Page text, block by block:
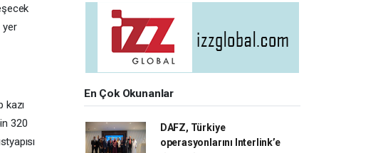
yer
kazı
320
En Çok Okunanlar
DAFZ, Türkiye
operasyonlarını Interlink’e